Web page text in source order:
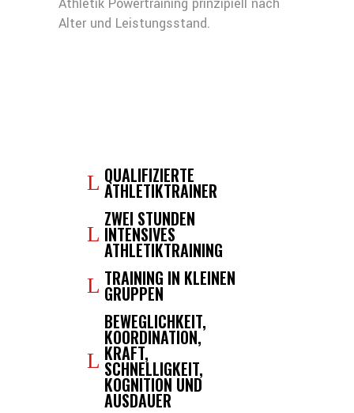
Alter und Leistungsstand.
QUALIFIZIERTE
ATHLETIKTRAINER
ZWEI STUNDEN
INTENSIVES
ATHLETIKTRAINING
TRAINING IN KLEINEN
GRUPPEN
BEWEGLICHKEIT,
KOORDINATION,
KRAFT,
SCHNELLIGKEIT,
KOGNITION UND
AUSDAUER